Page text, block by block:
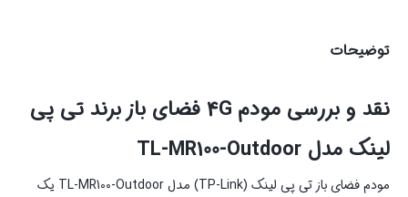
توضیحات
نقد و بررسی مودم 4G فضای باز برند تی پی
لینک مدل TL-MR100-Outdoor
مودم فضای باز تی پی لینک (TP-Link) مدل TL-MR100-Outdoor یک